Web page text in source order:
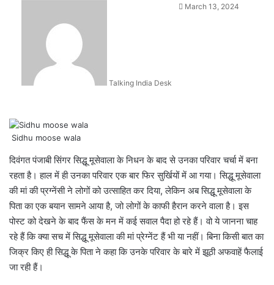
Talking India Desk
SendMarch 13, 2024
Sidhu moose wala
दिवंगत पंजाबी सिंगर सिद्धू मूसेवाला के निधन के बाद से उनका परिवार चर्चा में बना
रहता है। हाल में ही उनका परिवार एक बार फिर सुर्खियों में आ गया। सिद्धू मूसेवाला
की मां की प्रग्नेंसी ने लोगों को उत्साहित कर दिया, लेकिन अब सिद्धू मूसेवाला के
पिता का एक बयान सामने आया है, जो लोगों के काफी हैरान करने वाला है। इस
पोस्ट को देखने के बाद फैंस के मन में कई सवाल पैदा हो रहे हैं। वो ये जानना चाह
रहे हैं कि क्या सच में सिद्धू मूसेवाला की मां प्रेग्नेंट हैं भी या नहीं। बिना किसी बात का
जिक्र किए ही सिद्धू के पिता ने कहा कि उनके परिवार के बारे में झूठी अफवाहें फैलाई
जा रही हैं।